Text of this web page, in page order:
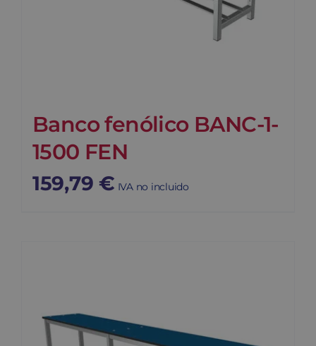
Banco fenólico BANC-1-
1500 FEN
159,79 € IVA no incluido